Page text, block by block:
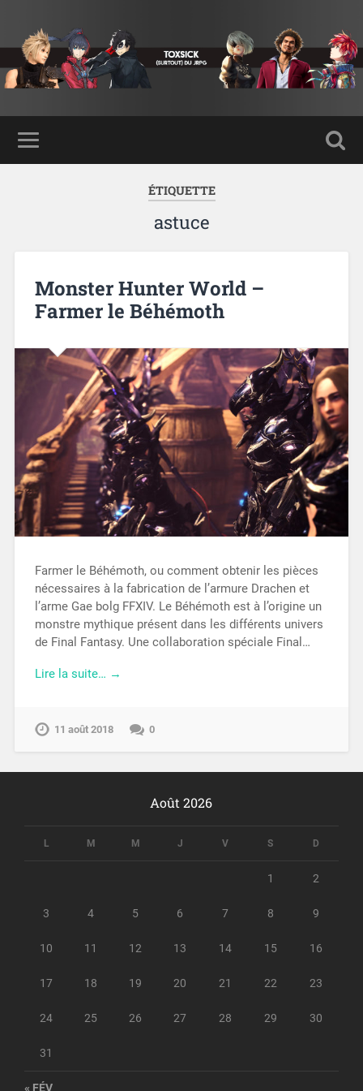
ÉTIQUETTE
astuce
Monster Hunter World –
Farmer le Béhémoth
Farmer le Béhémoth, ou comment obtenir les pièces
nécessaires à la fabrication de l’armure Drachen et
l’arme Gae bolg FFXIV. Le Béhémoth est à l’origine un
monstre mythique présent dans les différents univers
de Final Fantasy. Une collaboration spéciale Final…
Lire la suite… →
11 août 2018 0
Août 2026
L M M J V S D
1 2
3 4 5 6 7 8 9
10 11 12 13 14 15 16
17 18 19 20 21 22 23
24 25 26 27 28 29 30
31
« FÉV